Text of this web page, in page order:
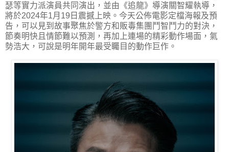
瑟等實力派演員共同演出，並由《追龍》導演關智耀執導，
將於2024年1月19日震撼上映。今天公佈電影定檔海報及預
告，可以見到故事聚焦於警方和販毒集團鬥智鬥力的對決，
節奏明快且情節難以預測，再加上連場的精彩動作場面，氣
勢浩大，可說是明年開年最受矚目的動作巨作。